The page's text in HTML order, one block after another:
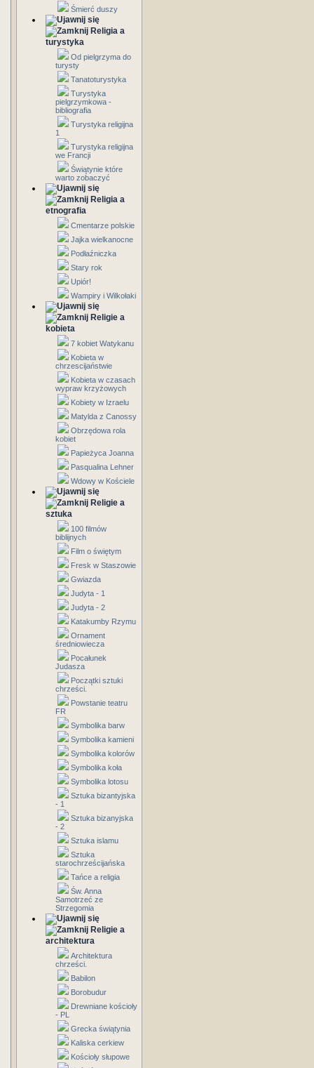
Śmierć duszy
Religia a
turystyka
Od pielgrzyma do
turysty
Tanatoturystyka
Turystyka
pielgrzymkowa -
bibliografia
Turystyka religijna
1
Turystyka religijna
we Francji
Świątynie które
warto zobaczyć
Religia a
etnografia
Cmentarze polskie
Jajka wielkanocne
Podłaźniczka
Stary rok
Upiór!
Wampiry i Wilkołaki
Religie a
kobieta
7 kobiet Watykanu
Kobieta w
chrzescijaństwie
Kobieta w czasach
wypraw krzyżowych
Kobiety w Izraelu
Matylda z Canossy
Obrzędowa rola
kobiet
Papieżyca Joanna
Pasqualina Lehner
Wdowy w Kościele
Religie a
sztuka
100 filmów
biblijnych
Film o świętym
Fresk w Staszowie
Gwiazda
Judyta - 1
Judyta - 2
Katakumby Rzymu
Ornament
średniowiecza
Pocałunek
Judasza
Początki sztuki
chrześci.
Powstanie teatru
FR
Symbolika barw
Symbolika kamieni
Symbolika kolorów
Symbolika koła
Symbolika lotosu
Sztuka bizantyjska
- 1
Sztuka bizanyjska
- 2
Sztuka islamu
Sztuka
starochrześcijańska
Tańce a religia
Św. Anna
Samotrzeć ze
Strzegomia
Religie a
architektura
Architektura
chrześci.
Babilon
Borobudur
Drewniane kościoły
- PL
Grecka świątynia
Kaliska cerkiew
Kościoły słupowe